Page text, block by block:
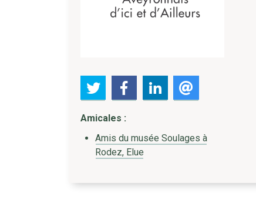
Amicales :
Amis du musée Soulages à
Rodez, Elue